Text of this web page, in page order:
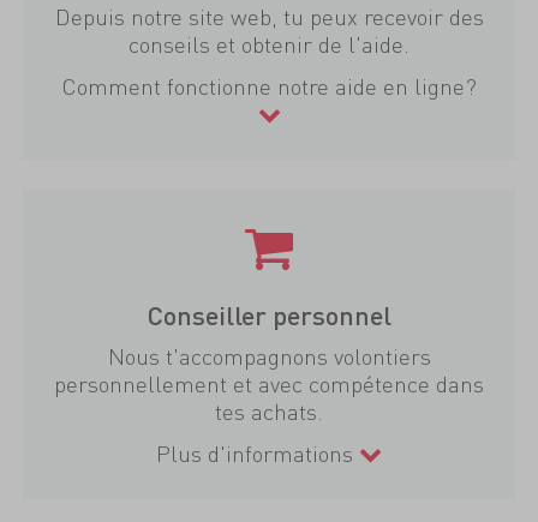
Depuis notre site web, tu peux recevoir des
conseils et obtenir de l'aide.
Comment fonctionne notre aide en ligne?
Conseiller personnel
Nous t'accompagnons volontiers
personnellement et avec compétence dans
tes achats.
Plus d'informations